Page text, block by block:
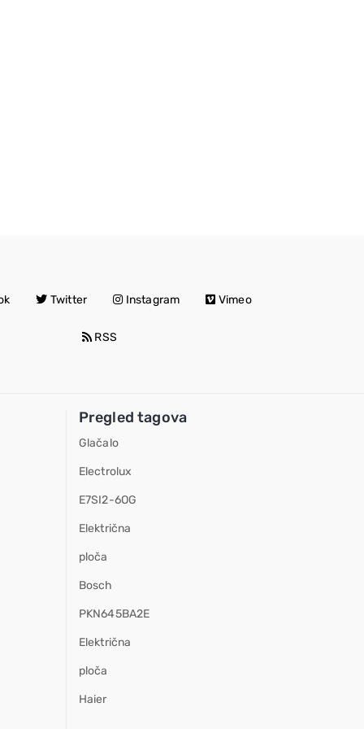
Twitter Instagram Vimeo
RSS
Pregled tagova
Glačalo
Electrolux
E7SI2-6OG
Električna
ploča
Bosch
PKN645BA2E
Električna
ploča
Haier